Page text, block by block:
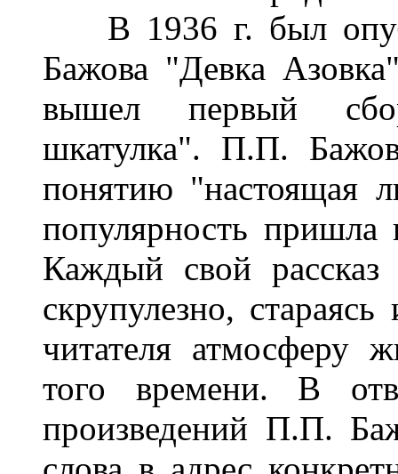
В 1936 г. был
Бажова "Девка
вышел первый
шкатулка". П.П.
понятию "настоящая
популярность пришла
Каждый свой
скрупулезно,
читателя атмосферу
того времени. В
произведений П.П.